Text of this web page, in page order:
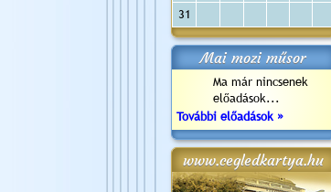
31
Mai mozi műsor
Ma már nincsenek
előadások...
További előadások »
www.cegledkartya.hu